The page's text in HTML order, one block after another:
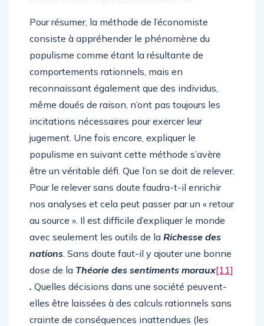
Pour résumer, la méthode de l’économiste
consiste à appréhender le phénomène du
populisme comme étant la résultante de
comportements rationnels, mais en
reconnaissant également que des individus,
même doués de raison, n’ont pas toujours les
incitations nécessaires pour exercer leur
jugement. Une fois encore, expliquer le
populisme en suivant cette méthode s’avère
être un véritable défi. Que l’on se doit de relever.
Pour le relever sans doute faudra-t-il enrichir
nos analyses et cela peut passer par un « retour
au source ». Il est difficile d’expliquer le monde
avec seulement les outils de la Richesse des
nations. Sans doute faut-il y ajouter une bonne
dose de la Théorie des sentiments moraux[11]
. Quelles décisions dans une société peuvent-
elles être laissées à des calculs rationnels sans
crainte de conséquences inattendues (les